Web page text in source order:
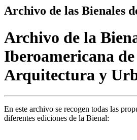
Archivo de las Bienales
Archivo de la
Iberoamericana de
Arquitectura y
En este archivo se recogen todas las
diferentes ediciones de la Bienal: